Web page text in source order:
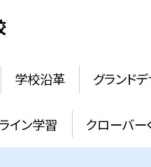
学校沿革 グランド
イン学習 クローバー